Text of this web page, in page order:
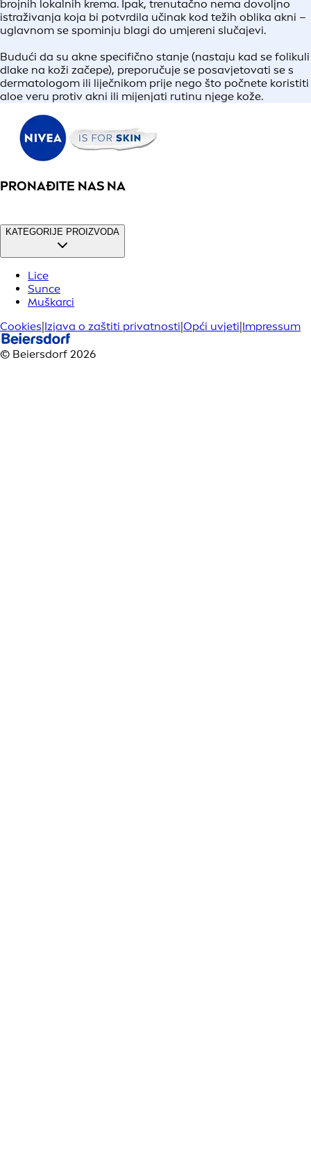
brojnih lokalnih krema. Ipak, trenutačno nema dovoljno
istraživanja koja bi potvrdila učinak kod težih oblika akni –
uglavnom se spominju blagi do umjereni slučajevi.
Budući da su akne specifično stanje (nastaju kad se folikuli
dlake na koži začepe), preporučuje se posavjetovati se s
dermatologom ili liječnikom prije nego što počnete koristiti
aloe veru protiv akni ili mijenjati rutinu njege kože.
PRONAĐITE NAS NA
KATEGORIJE PROIZVODA
Lice
Sunce
Muškarci
Cookies Izjava o zaštiti privatnosti Opći uvjeti Impressum
© Beiersdorf 2026